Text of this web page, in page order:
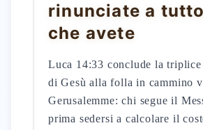
rinunciate a
che avete
Luca 14:33 conclude la
di Gesù alla folla in cammino
Gerusalemme: chi segue il
prima sedersi a calcolare il